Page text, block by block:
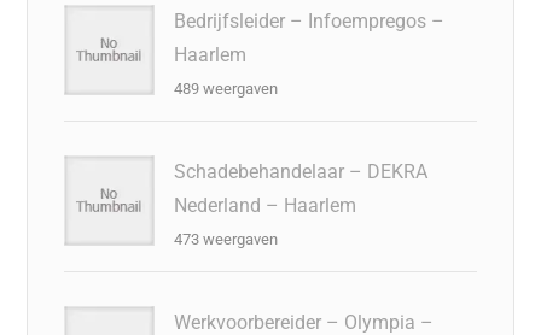
Bedrijfsleider – Infoempregos –
Haarlem
489 weergaven
Schadebehandelaar – DEKRA
Nederland – Haarlem
473 weergaven
Werkvoorbereider – Olympia –